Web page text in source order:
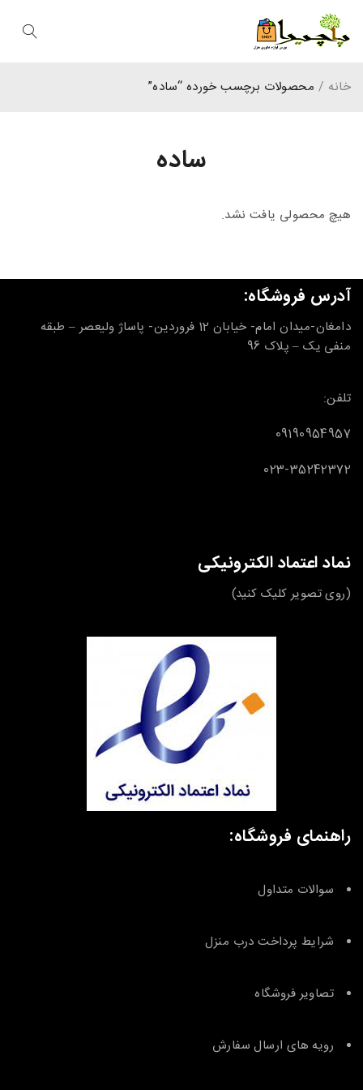
ساده
خانه / محصولات برچسب خورده “ساده”
هیچ محصولی یافت نشد.
آدرس فروشگاه:
دامغان-میدان امام- خیابان 12 فروردین- پاساژ ولیعصر – طبقه
منفی یک – پلاک 96
تلفن:
09190954957
023-35242372
نماد اعتماد الکترونیکی
(روی تصویر کلیک کنید)
راهنمای فروشگاه:
سوالات متداول
شرایط پرداخت درب منزل
تصاویر فروشگاه
رویه های ارسال سفارش